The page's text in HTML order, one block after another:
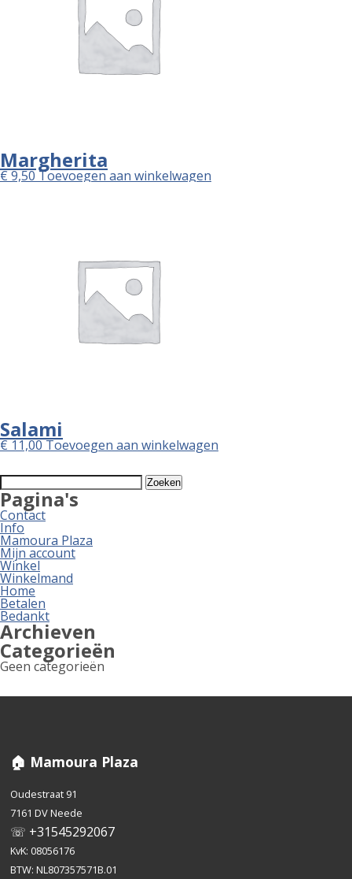
Margherita
€9,50Toevoegen aan winkelwagen
Salami
€11,00Toevoegen aan winkelwagen
Zoeken
naar:
Pagina's
Contact
Info
Mamoura Plaza
Mijn account
Winkel
Winkelmand
Home
Betalen
Bedankt
Archieven
Categorieën
Geen categorieën
🏠 Mamoura Plaza
Oudestraat 91
7161 DV Neede
☏ +31545292067
KvK: 08056176
BTW: NL807357571B.01